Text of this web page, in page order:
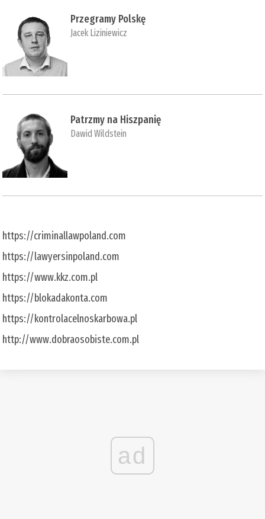
Przegramy Polskę
Jacek Liziniewicz
Patrzmy na Hiszpanię
Dawid Wildstein
https://criminallawpoland.com
https://lawyersinpoland.com
https://www.kkz.com.pl
https://blokadakonta.com
https://kontrolacelnoskarbowa.pl
http://www.dobraosobiste.com.pl
ad